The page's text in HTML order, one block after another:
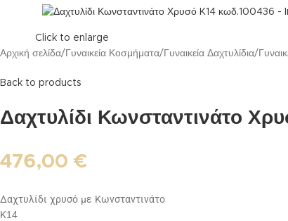
Click to enlarge
Αρχική σελίδα Γυναικεία Κοσμήματα Γυναικεία Δαχτυλίδια
Back to products
Δαχτυλίδι Κωνσταντινάτο
476,00 €
Δαχτυλίδι χρυσό με Κωνσταντινάτο
Κ14